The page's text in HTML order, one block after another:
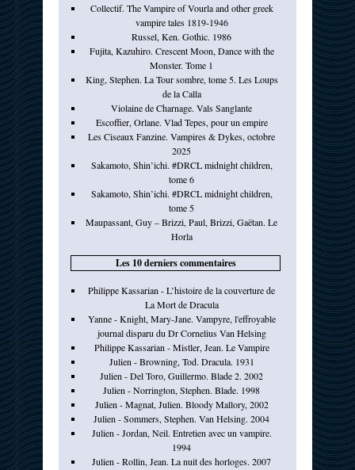
Collectif. The Vampire of Vourla and other greek
vampire tales 1819-1946
Russel, Ken. Gothic. 1986
Fujita, Kazuhiro. Crescent Moon, Dance with the
Monster. Tome 1
King, Stephen. La Tour sombre, tome 5. Les Loups
de la Calla
Violaine de Charnage. Vals Sanglante
Escoffier, Orlane. Vlad Tepes, pour un empire
Les Ciseaux Fanzine. Vampires & Dykes, octobre
2025
Sakamoto, Shin’ichi. #DRCL midnight children,
tome 6
Sakamoto, Shin’ichi. #DRCL midnight children,
tome 5
Maupassant, Guy – Brizzi, Paul, Brizzi, Gaëtan. Le
Horla
Les 10 derniers commentaires
Philippe Kassarian - L’histoire de la couverture de
La Mort de Dracula
Yanne - Knight, Mary-Jane. Vampyre, l'effroyable
journal disparu du Dr Cornelius Van Helsing
Philippe Kassarian - Mistler, Jean. Le Vampire
Julien - Browning, Tod. Dracula. 1931
Julien - Del Toro, Guillermo. Blade 2. 2002
Julien - Norrington, Stephen. Blade. 1998
Julien - Magnat, Julien. Bloody Mallory, 2002
Julien - Sommers, Stephen. Van Helsing. 2004
Julien - Jordan, Neil. Entretien avec un vampire.
1994
Julien - Rollin, Jean. La nuit des horloges. 2007